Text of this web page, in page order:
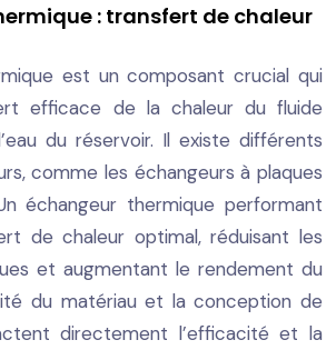
: transfert de chaleur
est un composant crucial qui
efficace de la chaleur du fluide
du réservoir. Il existe différents
comme les échangeurs à plaques
échangeur thermique performant
de chaleur optimal, réduisant les
et augmentant le rendement du
du matériau et la conception de
directement l’efficacité et la